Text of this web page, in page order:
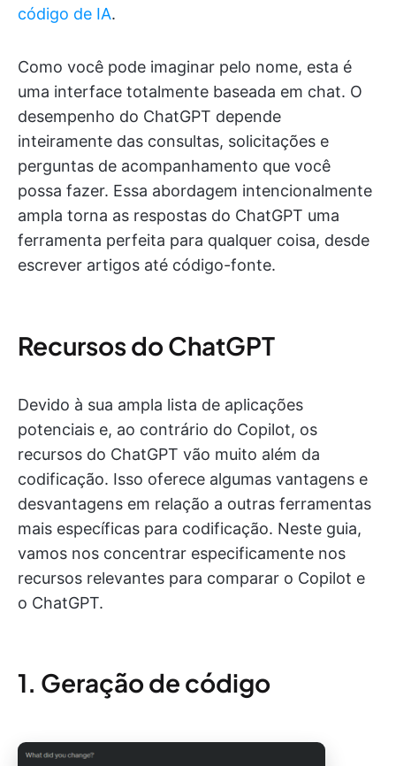
código de IA.
Como você pode imaginar pelo nome, esta é
uma interface totalmente baseada em chat. O
desempenho do ChatGPT depende
inteiramente das consultas, solicitações e
perguntas de acompanhamento que você
possa fazer. Essa abordagem intencionalmente
ampla torna as respostas do ChatGPT uma
ferramenta perfeita para qualquer coisa, desde
escrever artigos até código-fonte.
Recursos do ChatGPT
Devido à sua ampla lista de aplicações
potenciais e, ao contrário do Copilot, os
recursos do ChatGPT vão muito além da
codificação. Isso oferece algumas vantagens e
desvantagens em relação a outras ferramentas
mais específicas para codificação. Neste guia,
vamos nos concentrar especificamente nos
recursos relevantes para comparar o Copilot e
o ChatGPT.
1. Geração de código